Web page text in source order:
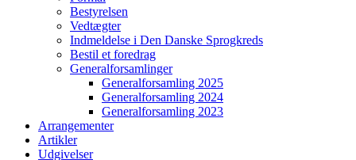
Bestyrelsen
Vedtægter
Indmeldelse i Den Danske Sprogkreds
Bestil et foredrag
Generalforsamlinger
Generalforsamling 2025
Generalforsamling 2024
Generalforsamling 2023
Arrangementer
Artikler
Udgivelser